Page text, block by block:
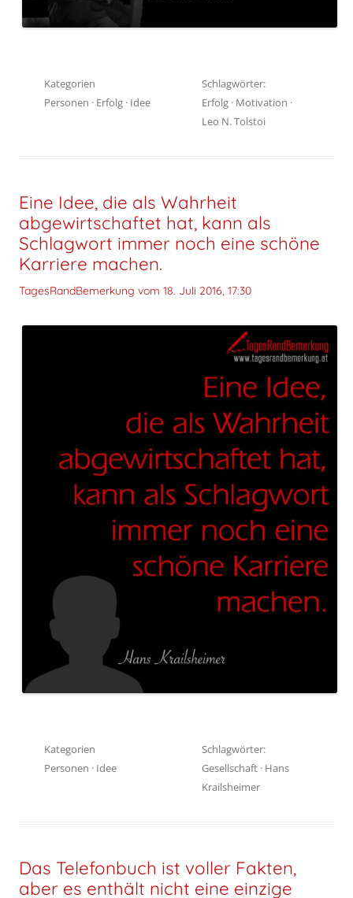
Kategorien
Personen · Erfolg · Idee
Schlagwörter:
Erfolg · Motivation ·
Leo N. Tolstoi
Eine Idee, die als Wahrheit
abgewirtschaftet hat, kann als
Schlagwort immer noch eine schöne
Karriere machen.
TagesRandBemerkung vom 18. Juli 2016, 17:30
Kategorien
Personen · Idee
Schlagwörter:
Gesellschaft · Hans
Krailsheimer
Das Telefonbuch ist voller Fakten,
aber es enthält nicht eine einzige